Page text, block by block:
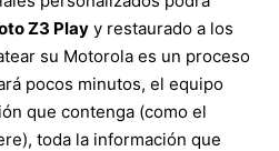
Z3 Play y restaurado a los
su Motorola es un proceso
pocos minutos, el equipo
que contenga (como el
toda la información que